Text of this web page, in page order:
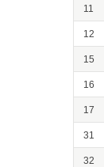
11
12
15
16
17
31
32